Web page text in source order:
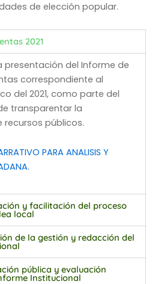
de elección popular.
2021
presentación del Informe de
correspondiente al
del 2021, como parte del
transparentar la
públicos.
PARA ANALISIS Y
y facilitación del proceso
local
de la gestión y redacción del
pública y evaluación
Institucional